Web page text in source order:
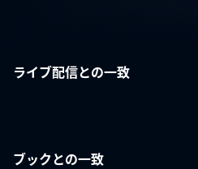
ライブ配信との一致
ブックとの一致